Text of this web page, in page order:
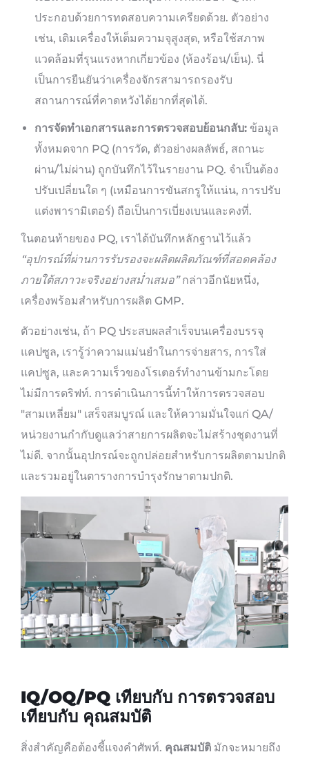
ประกอบด้วยการทดสอบความเครียดด้วย. ตัวอย่าง
เช่น, เติมเครื่องให้เต็มความจุสูงสุด, หรือใช้สภาพ
แวดล้อมที่รุนแรงหากเกี่ยวข้อง (ห้องร้อน/เย็น). นี่
เป็นการยืนยันว่าเครื่องจักรสามารถรองรับ
สถานการณ์ที่คาดหวังได้ยากที่สุดได้.
การจัดทำเอกสารและการตรวจสอบย้อนกลับ: ข้อมูล
ทั้งหมดจาก PQ (การวัด, ตัวอย่างผลลัพธ์, สถานะ
ผ่าน/ไม่ผ่าน) ถูกบันทึกไว้ในรายงาน PQ. จำเป็นต้อง
ปรับเปลี่ยนใด ๆ (เหมือนการขันสกรูให้แน่น, การปรับ
แต่งพารามิเตอร์) ถือเป็นการเบี่ยงเบนและคงที่.
ในตอนท้ายของ PQ, เราได้บันทึกหลักฐานไว้แล้ว
“อุปกรณ์ที่ผ่านการรับรองจะผลิตผลิตภัณฑ์ที่สอดคล้อง
ภายใต้สภาวะจริงอย่างสม่ำเสมอ”กล่าวอีกนัยหนึ่ง,
เครื่องพร้อมสำหรับการผลิต GMP.
ตัวอย่างเช่น, ถ้า PQ ประสบผลสำเร็จบนเครื่องบรรจุ
แคปซูล, เรารู้ว่าความแม่นยำในการจ่ายสาร, การใส่
แคปซูล, และความเร็วของโรเตอร์ทำงานข้ามกะโดย
ไม่มีการดริฟท์. การดำเนินการนี้ทำให้การตรวจสอบ
"สามเหลี่ยม" เสร็จสมบูรณ์ และให้ความมั่นใจแก่ QA/
หน่วยงานกำกับดูแลว่าสายการผลิตจะไม่สร้างชุดงานที่
ไม่ดี. จากนั้นอุปกรณ์จะถูกปล่อยสำหรับการผลิตตามปกติ
และรวมอยู่ในตารางการบำรุงรักษาตามปกติ.
IQ/OQ/PQ เทียบกับ การตรวจสอบ
เทียบกับ คุณสมบัติ
สิ่งสำคัญคือต้องชี้แจงคำศัพท์. คุณสมบัติ มักจะหมายถึง